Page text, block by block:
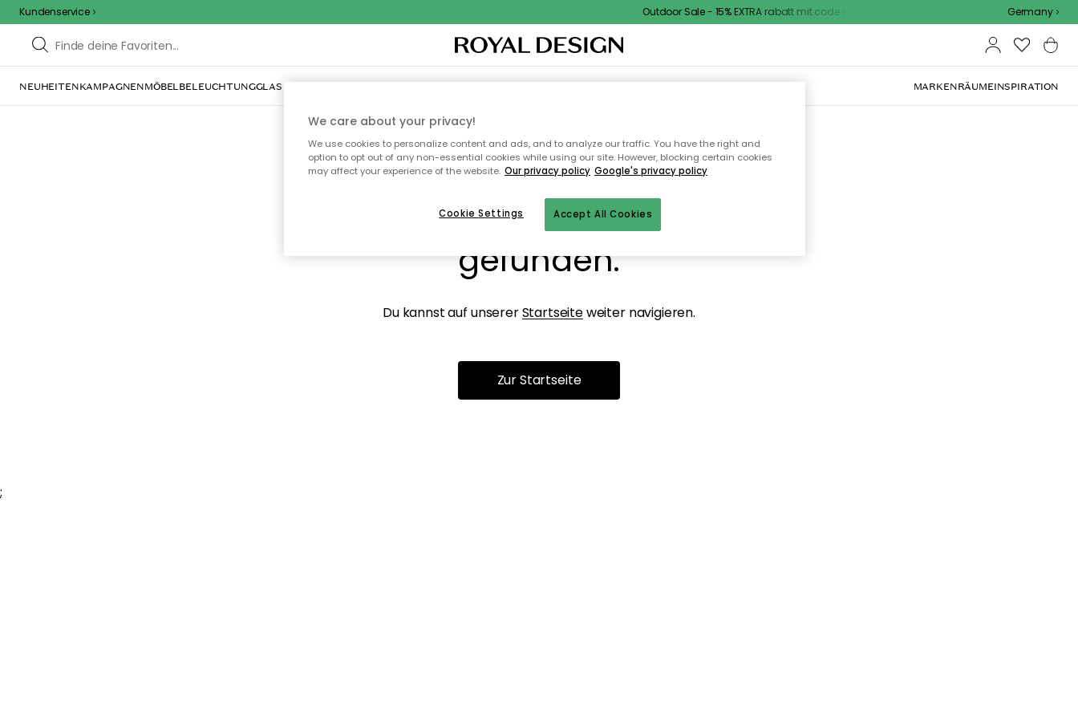
Kundenservice Outdoor Sale - 15% EXTRA rabatt mit code Germany
NEUHEITENKAMPAGNENMÖBELBELEUCHTUNGGLAS & GESCHIRRINNENEINRICHTUNGTEXTILIEN & TEPPICHEKÜCHEAUFBEWAHRUNGOUTDOOR-MÖBEL MARKENRÄUMEINSPIRATION
Ooops, die Seite wurde nicht
gefunden.
Du kannst auf unsererStartseiteweiter navigieren.
Zur Startseite
;
We care about your privacy!
We use cookies to personalize content and ads, and to analyze our traffic. You have the right and
option to opt out of any non-essential cookies while using our site. However, blocking certain cookies
may affect your experience of the website. Our privacy policy Google's privacy policy
Accept All Cookies
Cookie Settings